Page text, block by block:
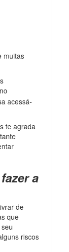
muitas
acessá-
te agrada
a
de
que
riscos